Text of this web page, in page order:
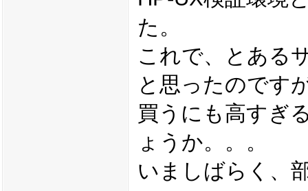
た。
これで、とある
と思ったのです
買うにも高すぎ
ょうか。。。
いましばらく、